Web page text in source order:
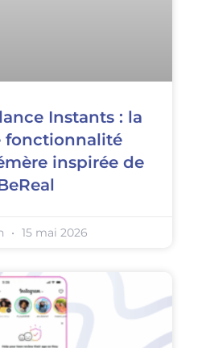
Instants : la
fonctionnalité
inspirée de
15 mai 2026